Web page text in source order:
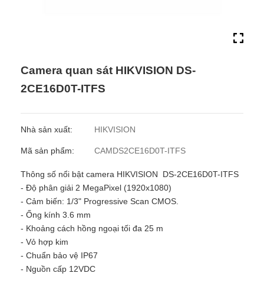
Camera quan sát HIKVISION DS-
2CE16D0T-ITFS
Nhà sản xuất: HIKVISION
Mã sản phẩm: CAMDS2CE16D0T-ITFS
Thông số nổi bật camera HIKVISION DS-2CE16D0T-ITFS
- Độ phân giải 2 MegaPixel (1920x1080)
- Cảm biến: 1/3" Progressive Scan CMOS.
- Ống kính 3.6 mm
- Khoảng cách hồng ngoại tối đa 25 m
- Vỏ hợp kim
- Chuẩn bảo vệ IP67
- Nguồn cấp 12VDC